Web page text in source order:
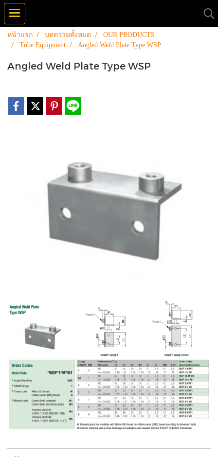
หน้าแรก บทความทั้งหมด
OUR PRODUCTS
Tube Equipment
Angled Weld Plate Type WSP
Angled Weld Plate Type WSP